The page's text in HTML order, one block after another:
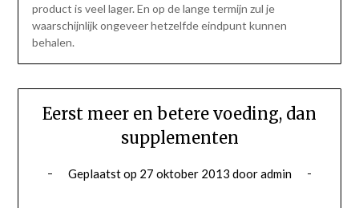
product is veel lager. En op de lange termijn zul je
waarschijnlijk ongeveer hetzelfde eindpunt kunnen
behalen.
Eerst meer en betere voeding, dan
supplementen
Geplaatst op 27 oktober 2013 dooradmin